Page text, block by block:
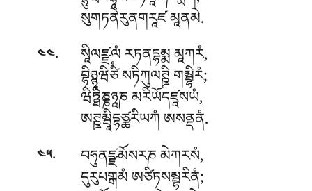
སུགཏནེརུནགརཱཛ མཱནམེ.
༤༤. སཱིལཛྫལཾ རཏནདྷམྨ མཱཀརཾ,
བྷིཉྙཱཝིཙིཾ སཏིཀུལཊྛི གམྦྷིརཾ;
ཝིཏྠིཎྞཉཱཎ མརིཡོདཛཱསཡཾ,
ཨཊྛམྦཱིདྷཙྪརིཡཀཾ ཨསནྡནཾ.
༤༥. བཧུནཛྫམོསརཎ མེཀརསཾ,
དུརུཔགྒམཾ ཨཙིཏསམྦྷརིནཾ;